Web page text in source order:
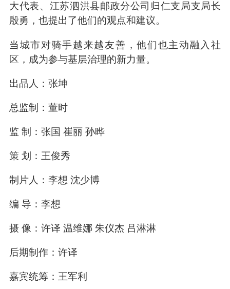
大代表、江苏泗洪县邮政分公司归仁支局支局长
殷勇，也提出了他们的观点和建议。
当城市对骑手越来越友善，他们也主动融入社
区，成为参与基层治理的新力量。
出品人：张坤
总监制：董时
监 制：张国 崔丽 孙晔
策 划：王俊秀
制片人：李想 沈少博
编 导：李想
摄 像：许译 温维娜 朱仪杰 吕淋淋
后期制作：许译
嘉宾统筹：王军利